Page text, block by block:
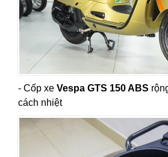
- Cốp xe Vespa GTS 150 ABS
cách nhiệt